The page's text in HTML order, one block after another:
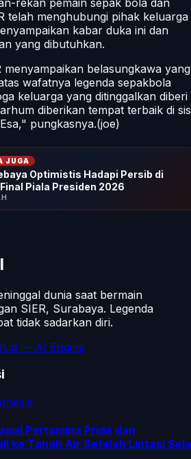
telah menghubungi pihak keluarga
kabar duka ini dan
yang dibutuhkan.
menyampaikan belasungkawa yang
wafatnya legenda sepakbola
keluarga yang ditinggalkan diberi
diberikan tempat terbaik di
pungkasnya.(joe)
JUGA
Optimistis Hadapi Persib di
Piala Presiden 2026
dunia saat bermain
SIER, Surabaya. Legenda
tidak sadarkan diri.
— AI Engine
Pertamina Pride dan
ke Tanah Air Setelah Lintasi